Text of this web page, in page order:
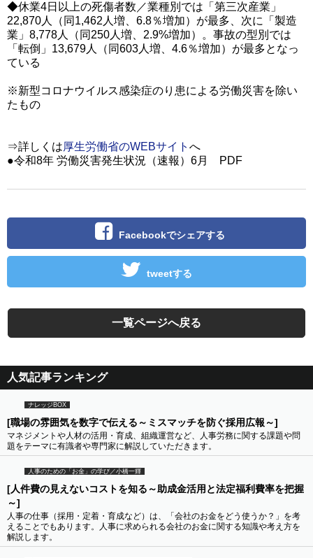
◆休業4日以上の死傷者数／業種別では「第三次産業」
22,870人（同1,462人増、6.8％増加）が最多、次に「製造
業」8,778人（同250人増、2.9%増加）。事故の型別では
「転倒」13,679人（同603人増、4.6％増加）が最多となっ
ている
※新型コロナウイルス感染症のり患による労働災害を除い
たもの
⇒詳しくは厚生労働省のWEBサイト へ
●令和8年 労働災害発生状況（速報）6月 PDF
Facebookでシェアする
tweetする
一覧ページへ戻る
人気記事ランキング
ナレッジBOX
[職場の雰囲気を数字で伝える～ミスマッチを防ぐ採用広報～]
マネジメントや人材の活用・育成、組織運営など、人事労務に関する課題や問
題をテーマに有識者や専門家に解説していただきます。
人事のための「お金」の学び／小橋一輝
[人件費の見えないコストを知る～助成金活用と法定福利費率を把握
～]
人事の仕事（採用・定着・育成など）は、「会社のお金をどう使うか？」を考
えることでもあります。人事に求められる会社のお金に関する知識や考え方を
解説します。